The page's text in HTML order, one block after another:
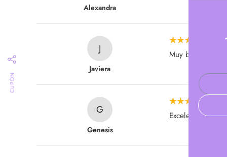
Alexandra
J
Javiera
Muy buen
G
Genesis
Excelente
Introducir
el
correo
CUPÓN